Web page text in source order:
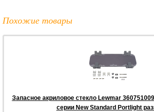
Похожие товары
Запасное акриловое стекло Lewmar
серии New Standard Portlight